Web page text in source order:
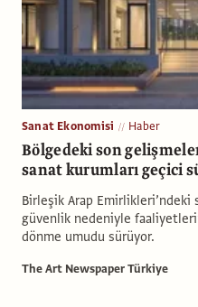
Sanat Ekonomisi Haber
Bölgedeki son
sanat kurumları geçici
Birleşik Arap Emirlikleri’ndeki
güvenlik nedeniyle
dönme umudu sürüyor.
The Art Newspaper Türkiye